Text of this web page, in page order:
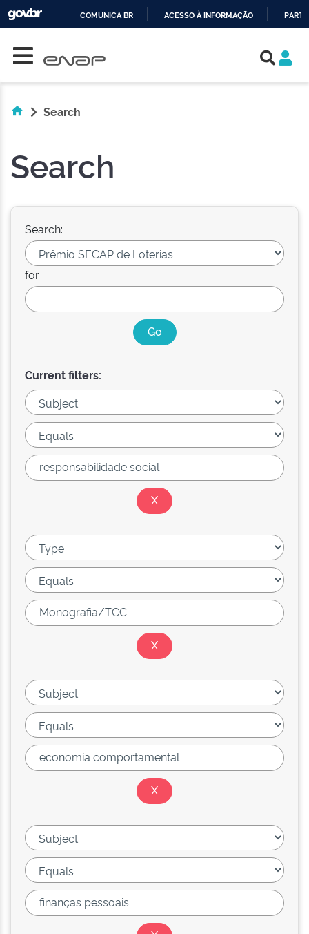
COMUNICA BR ACESSO À INFORMAÇÃO
Search
Search
Search:
for
Current filters: